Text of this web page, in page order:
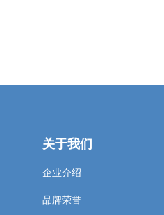
关于我们
企业介绍
品牌荣誉